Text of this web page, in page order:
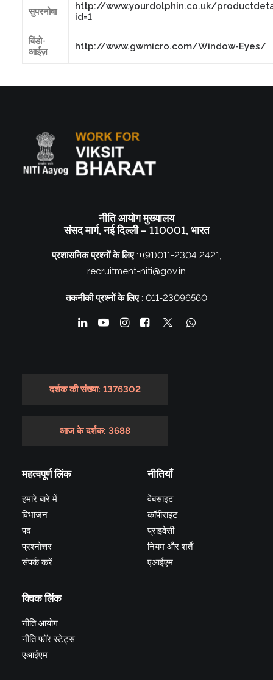
सुपरनोवा
http://www.yourdolphin.co.uk/
id=1
विंडो-
आईज़
http://www.gwmicro.com/Window-Eyes/
नीति आयोग मुख्यालय
संसद मार्ग, नई दिल्ली – 110001, भारत
प्रशासनिक प्रश्नों के लिए:+(91)011-2304 2421,
recruitment-niti@gov.in
तकनीकी प्रश्नों के लिए: 011-23096560
दर्शक की संख्या: 1376302
आज के दर्शक: 3688
महत्वपूर्ण लिंक
हमारे बारे में
विभाजन
पद
प्रश्नोत्तर
संपर्क करें
नीतियाँ
वेबसाइट
कॉपीराइट
प्राइवेसी
नियम और शर्तें
एआईएम
क्विक लिंक
नीति आयोग
नीति फॉर स्टेट्स
एआईएम